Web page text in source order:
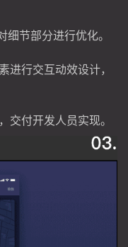
节部分进行优化。
进行交互动效设计，
交付开发人员实现。